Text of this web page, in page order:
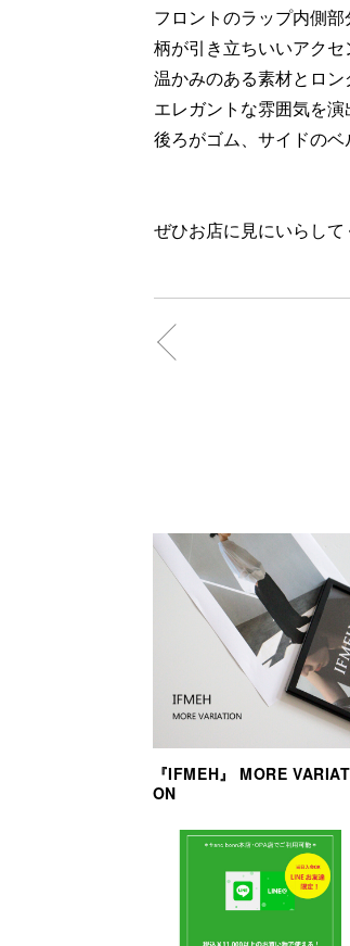
フロントのラップ内側部
柄が引き立ちいいアクセ
温かみのある素材とロン
エレガントな雰囲気を
後ろがゴム、サイドのベ
ぜひお店に見にいらし
『IFMEH』 MORE
ON